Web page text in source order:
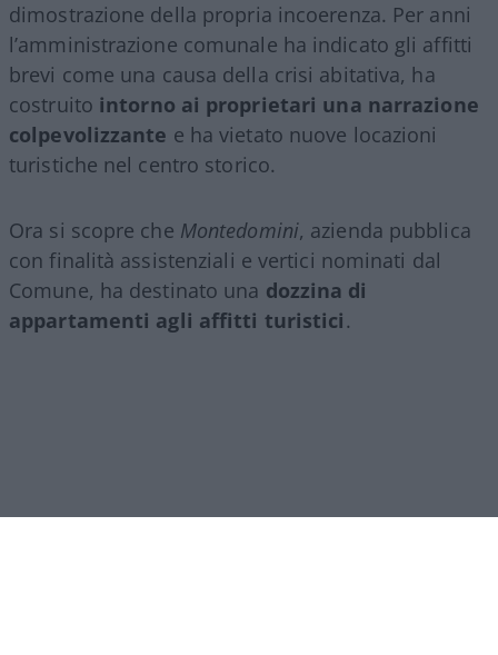
dimostrazione della propria incoerenza. Per anni
l’amministrazione comunale ha indicato gli affitti
brevi come una causa della crisi abitativa, ha
costruito intorno ai proprietari una narrazione
colpevolizzante e ha vietato nuove locazioni
turistiche nel centro storico.
Ora si scopre che Montedomini, azienda pubblica
con finalità assistenziali e vertici nominati dal
Comune, ha destinato una dozzina di
appartamenti agli affitti turistici.